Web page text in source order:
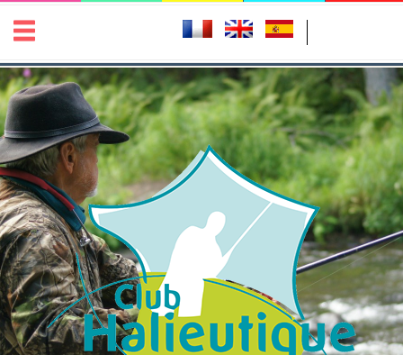
Internet lorsque vous changer la langue du site. En utilisant ce